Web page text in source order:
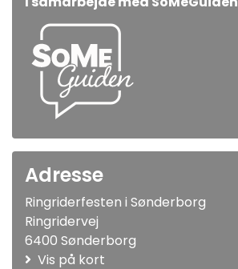
Adresse
Ringriderfesten i Sønderborg
Ringridervej
6400 Sønderborg
Vis på kort